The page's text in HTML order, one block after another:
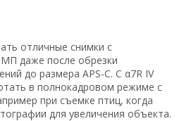
отличные снимки с
даже после обрезки
до размера APS-C. С α7R IV
в полнокадровом режиме с
при съемке птиц, когда
для увеличения объекта.